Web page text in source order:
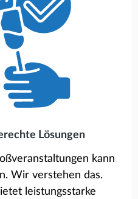
Lösungen
kann
Wir verstehen das.
leistungsstarke